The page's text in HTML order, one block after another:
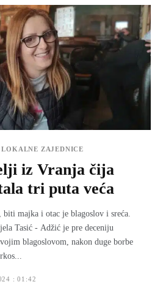
ZAJEDNICE
iz Vranja čija
tri puta veća
majka i otac je blagoslov i sreća.
Tasić - Adžić je pre deceniju
blagoslovom, nakon duge borbe
: 01:42